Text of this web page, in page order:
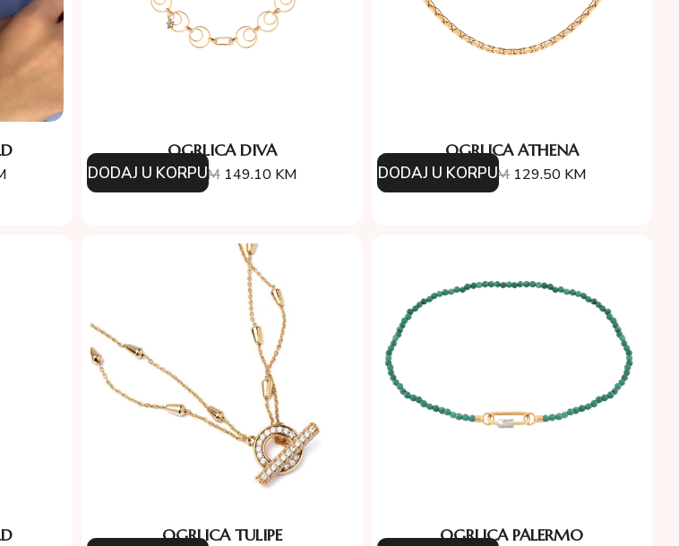
OGRLICA DIVA
213.00KM 149.10 KM
DODAJ U KORPU
OGRLICA ATHENA
185.00KM 129.50 KM
DODAJ U KORPU
OGRLICA TULIPE OGRLICA PALERMO